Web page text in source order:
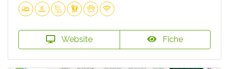
Website Fiche